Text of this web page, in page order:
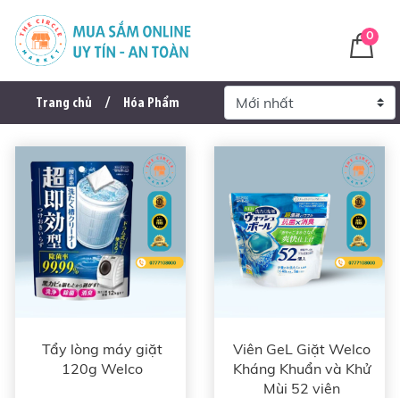
0
Trang chủ Hóa Phẩm
Tẩy lòng máy giặt
120g Welco
Viên GeL Giặt Welco
Kháng Khuẩn và Khử
Mùi 52 viên